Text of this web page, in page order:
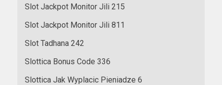
Slot Jackpot Monitor Jili 215
Slot Jackpot Monitor Jili 811
Slot Tadhana 242
Slottica Bonus Code 336
Slottica Jak Wyplacic Pieniadze 6